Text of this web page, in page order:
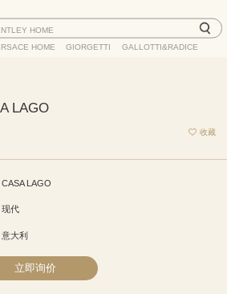
HOME
HOME
GIORGETTI GALLOTTI&RADICE
LAGO
收藏
CASA LAGO
现代
意大利
立即询价